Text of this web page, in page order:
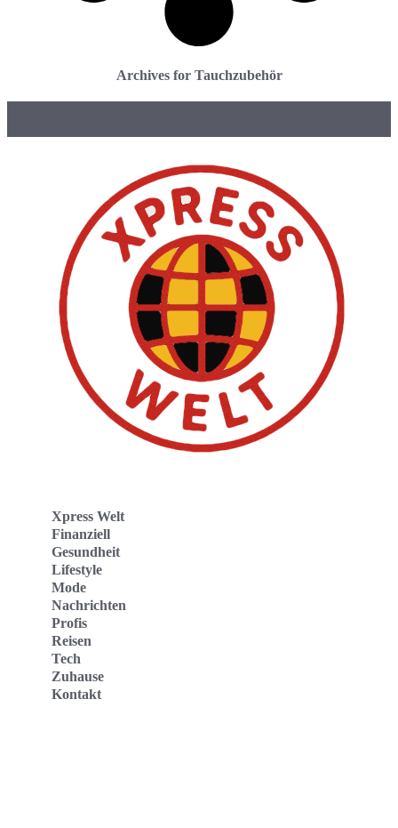
Archives for Tauchzubehör
Xpress Welt
Finanziell
Gesundheit
Lifestyle
Mode
Nachrichten
Profis
Reisen
Tech
Zuhause
Kontakt